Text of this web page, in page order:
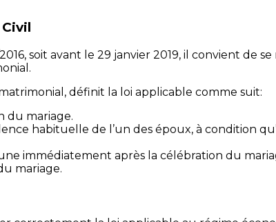
soit avant le 29 janvier 2019, il convient de se
définit la loi applicable comme suit:
du mariage.
habituelle de l’un des époux, à condition
immédiatement après la célébration du
mariage.